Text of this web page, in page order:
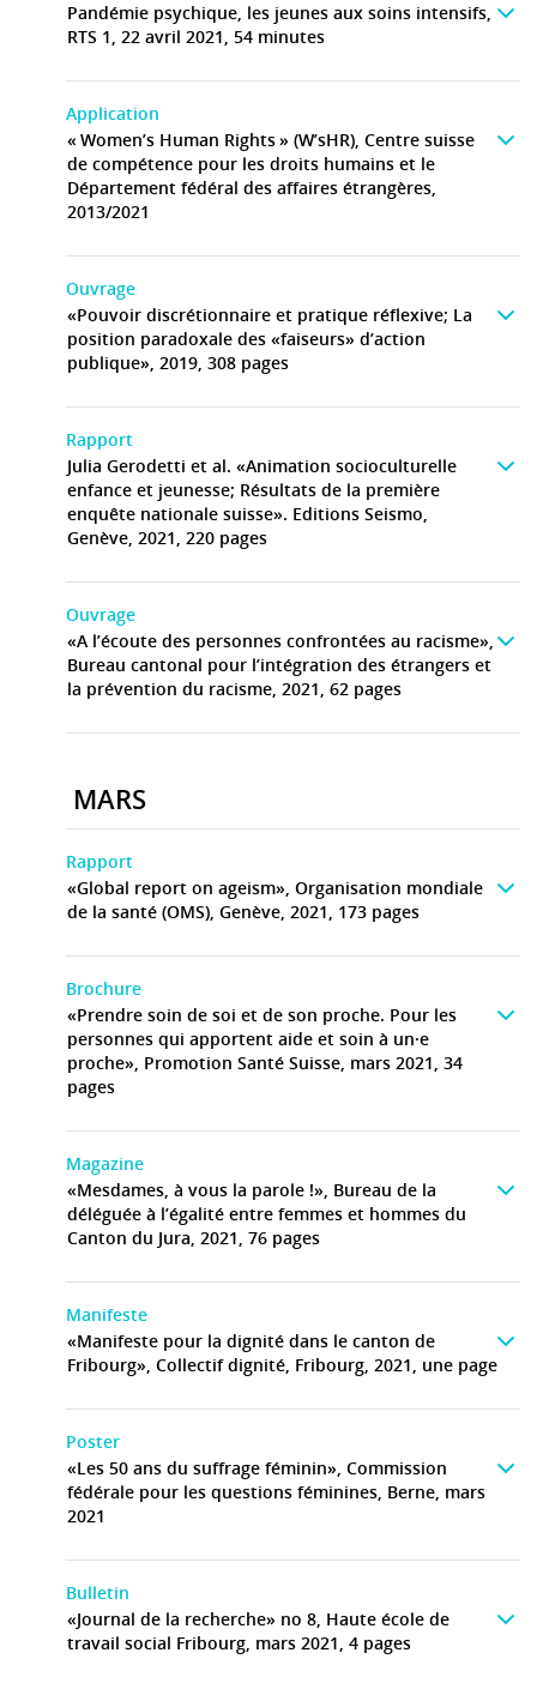
Pandémie psychique, les jeunes aux soins intensifs,
RTS 1, 22 avril 2021, 54 minutes
Application
« Women’s Human Rights » (W’sHR), Centre suisse
de compétence pour les droits humains et le
Département fédéral des affaires étrangères,
2013/2021
Ouvrage
«Pouvoir discrétionnaire et pratique réflexive; La
position paradoxale des «faiseurs» d’action
publique», 2019, 308 pages
Rapport
Julia Gerodetti et al. «Animation socioculturelle
enfance et jeunesse; Résultats de la première
enquête nationale suisse». Editions Seismo,
Genève, 2021, 220 pages
Ouvrage
«A l’écoute des personnes confrontées au racisme»,
Bureau cantonal pour l’intégration des étrangers et
la prévention du racisme, 2021, 62 pages
MARS
Rapport
«Global report on ageism», Organisation mondiale
de la santé (OMS), Genève, 2021, 173 pages
Brochure
«Prendre soin de soi et de son proche. Pour les
personnes qui apportent aide et soin à un·e
proche», Promotion Santé Suisse, mars 2021, 34
pages
Magazine
«Mesdames, à vous la parole !», Bureau de la
déléguée à l’égalité entre femmes et hommes du
Canton du Jura, 2021, 76 pages
Manifeste
«Manifeste pour la dignité dans le canton de
Fribourg», Collectif dignité, Fribourg, 2021, une page
Poster
«Les 50 ans du suffrage féminin», Commission
fédérale pour les questions féminines, Berne, mars
2021
Bulletin
«Journal de la recherche» no 8, Haute école de
travail social Fribourg, mars 2021, 4 pages